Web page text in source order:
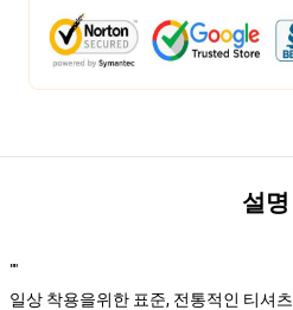
설명
""
일상 착용을위한 표준, 전통적인 티셔츠